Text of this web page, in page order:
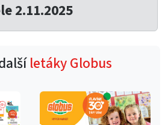
2.11.2025
letáky Globus